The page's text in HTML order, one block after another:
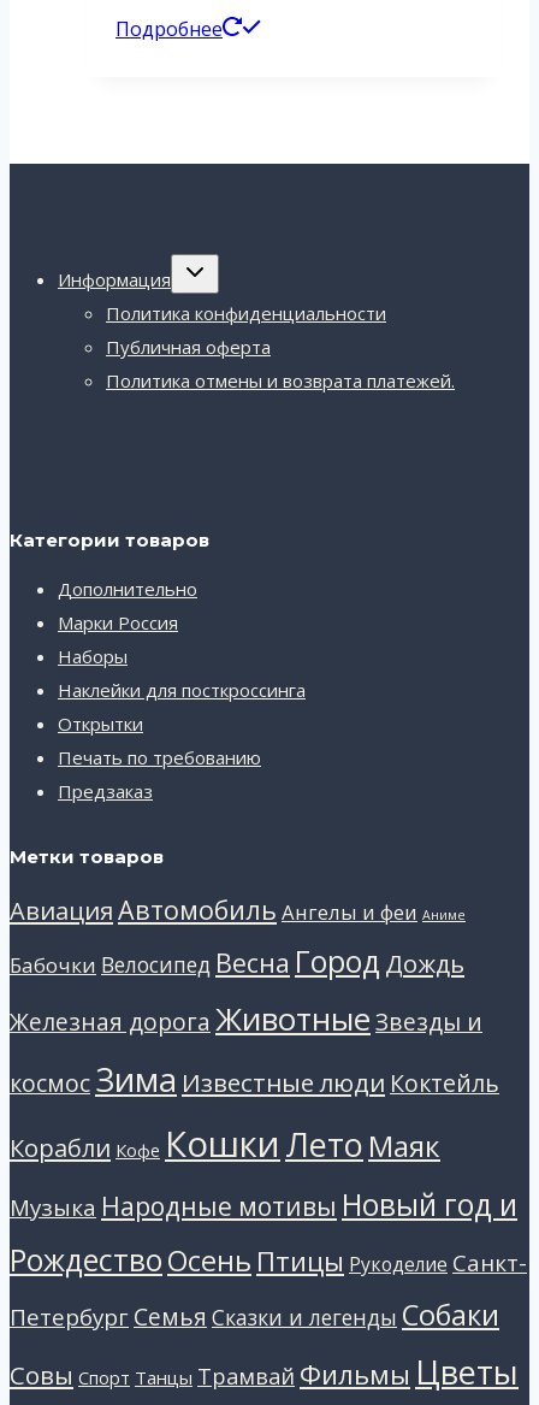
цена цена:
Подробнее
Информация
Переключить
Политика конфиденциальности
Публичная оферта
Политика отмены и возврата платежей.
Категории товаров
Дополнительно
Марки Россия
Наборы
Наклейки для посткроссинга
Открытки
Печать по требованию
Предзаказ
Метки товаров
АвиацияАвтомобиль Ангелы и феи Аниме
Бабочки Велосипед Весна Город Дождь
Железная дорога ЖивотныеЗвезды и
космосЗима Известные люди Коктейль
Корабли Кофе Кошки Лето Маяк
Музыка Народные мотивы Новый год и
РождествоОсень Птицы Рукоделие Санкт-
ПетербургСемья Сказки и легенды Собаки
Совы Спорт Танцы Трамвай Фильмы Цветы